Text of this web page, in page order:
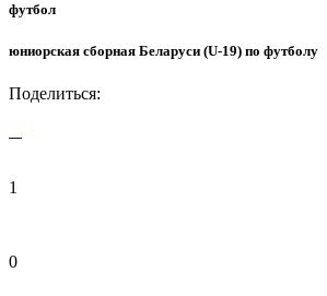
футбол
юниорская сборная Беларуси (U-19) по футболу
Поделиться:
1
0